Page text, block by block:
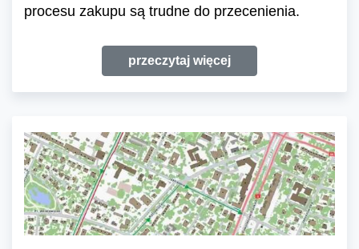
procesu zakupu są trudne do przecenienia.
przeczytaj więcej